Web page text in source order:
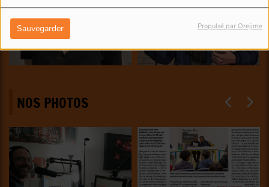
Sauvegarder Propulsé par Orejime
NOS PHOTOS